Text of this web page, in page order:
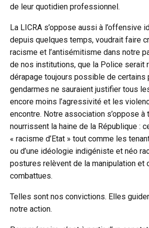
de leur quotidien professionnel.
La LICRA s’oppose aussi à l’offensive
depuis quelques temps, voudrait faire
racisme et l’antisémitisme dans notre
de nos institutions, que la Police serait
dérapage toujours possible de certains
gendarmes ne sauraient justifier tous
encore moins l’agressivité et les
encontre. Notre association s’oppose à
nourrissent la haine de la République :
« racisme d’Etat » tout comme les
ou d’une idéologie indigéniste et néo
postures relèvent de la manipulation et
combattues.
Telles sont nos convictions. Elles
notre action.